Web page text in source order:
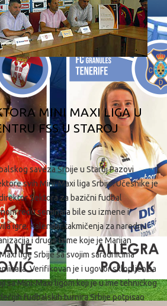
MINI MAXI LIGA U
FSS U STAROJ
saveza Srbije u Staroj Pazovi
svih Mini-Maxi liga Srbije. Učesnike je
Sektora za bazični fudbal
redu seminara bile su izmene i
igre, Kalendar takmičenja za narednu
i druge teme koje je Marijan
lige Srbije sa svojim saradnicima
Verifikovan je i ugovor sklopljen sa
sa Mini-Maxi ligom koji je u ime tehničkog
fudbalskih turnira Srbije potpisao